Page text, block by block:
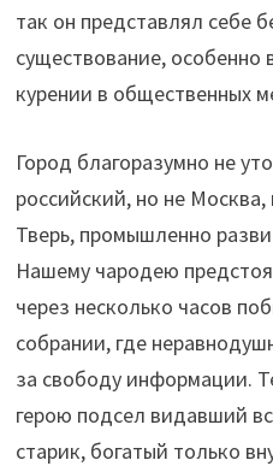
так он представлял себе
существование, особенно
курении в общественных
Город благоразумно не
российский, но не
Тверь, промышленно
Нашему чародею
через несколько часов
собрании, где
за свободу информации.
герою подсел видавший
старик, богатый только